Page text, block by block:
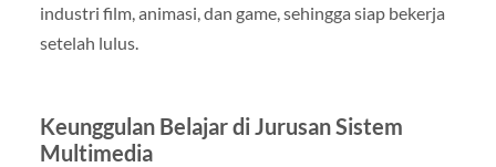
industri film, animasi, dan game, sehingga siap bekerja
setelah lulus.
Keunggulan Belajar di Jurusan Sistem
Multimedia